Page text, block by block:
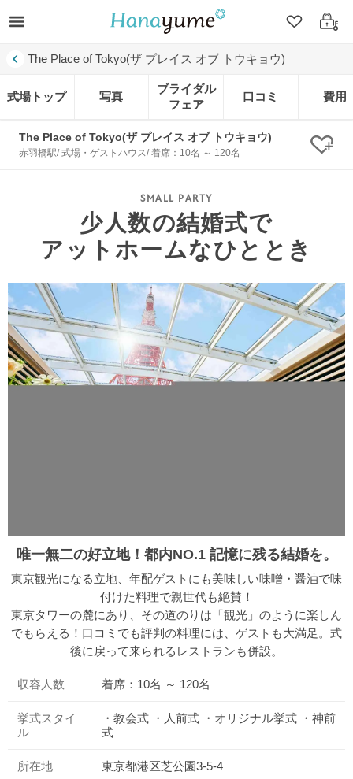
クリップ
ログ
The Place of Tokyo(ザ プレイス オブ トウキョウ)
式場トップ 写真
ブライダル
フェア
口コミ 費用
The Place of Tokyo(ザ プレイス オブ トウキョウ)
赤羽橋駅/ 式場・ゲストハウス/ 着席：10名 ～ 120名 ク
少人数の結婚式で
アットホームなひととき
唯一無二の好立地！都内NO.1 記憶に残る結婚を。
東京観光になる立地、年配ゲストにも美味しい味噌・醤油で味
付けた料理で親世代も絶賛！
東京タワーの麓にあり、その道のりは「観光」のように楽しん
でもらえる！口コミでも評判の料理には、ゲストも大満足。式
後に戻って来られるレストランも併設。
収容人数 着席：10名 ～ 120名
挙式スタイ
ル
・教会式 ・人前式 ・オリジナル挙式 ・神前
式
所在地 東京都港区芝公園3-5-4